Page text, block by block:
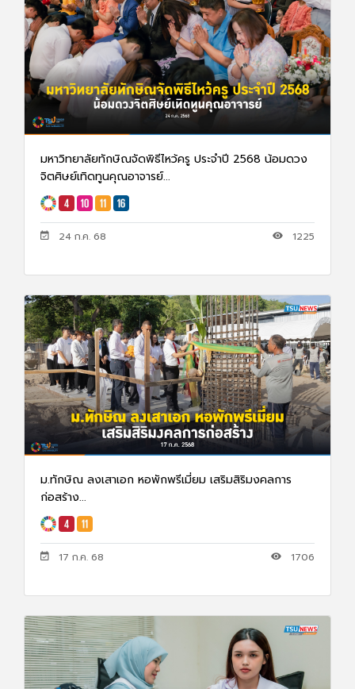
มหาวิทยาลัยทักษิณจัดพิธีไหว้ครู ประจำปี 2568 น้อมดวง
จิตศิษย์เทิดทูนคุณอาจารย์...
24 ก.ค. 68 1225
ม.ทักษิณ ลงเสาเอก หอพักพรีเมี่ยม เสริมสิริมงคลการ
ก่อสร้าง...
17 ก.ค. 68 1706